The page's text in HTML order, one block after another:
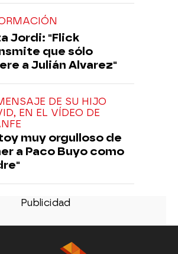
Jordi: "Flick
que sólo
a Julián Alvarez"
DE SU HIJO
EN EL VÍDEO DE
muy orgulloso de
a Paco Buyo como